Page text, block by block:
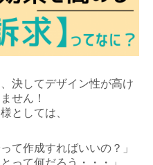
決してデザイン性が高け
せん！
としては、
て作成すればいいの？」
って何だろう・・・」